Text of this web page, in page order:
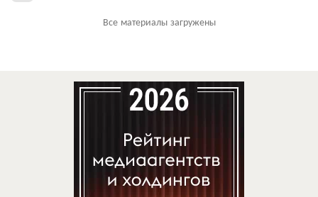
Все материалы загружены